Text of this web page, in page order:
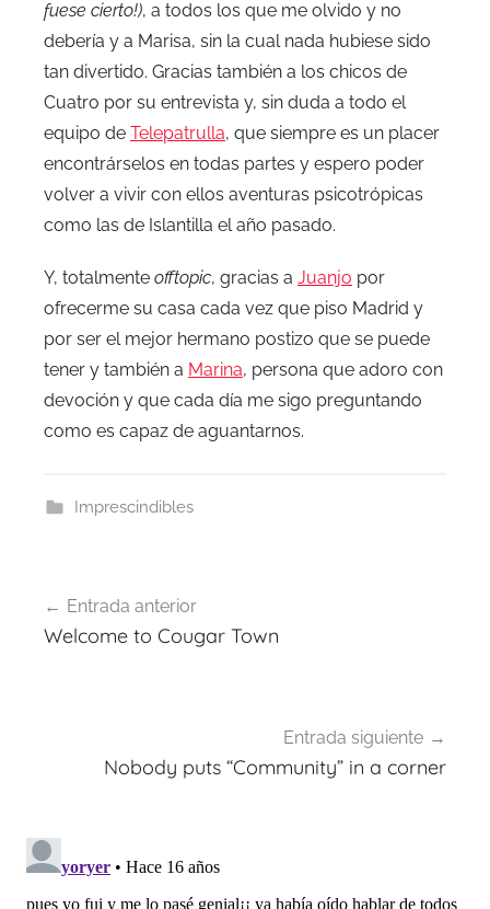
fuese cierto!), a todos los que me olvido y no
debería y a Marisa, sin la cual nada hubiese sido
tan divertido. Gracias también a los chicos de
Cuatro por su entrevista y, sin duda a todo el
equipo de Telepatrulla, que siempre es un placer
encontrárselos en todas partes y espero poder
volver a vivir con ellos aventuras psicotrópicas
como las de Islantilla el año pasado.
Y, totalmente offtopic, gracias a Juanjo por
ofrecerme su casa cada vez que piso Madrid y
por ser el mejor hermano postizo que se puede
tener y también a Marina, persona que adoro con
devoción y que cada día me sigo preguntando
como es capaz de aguantarnos.
Imprescindibles
de
Entrada anterior
Welcome to Cougar Town
Entrada siguiente
Nobody puts “Community” in a corner